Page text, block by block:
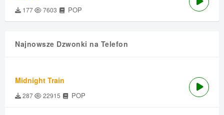
177 7603 POP
Najnowsze Dzwonki na Telefon
Midnight Train
287 22915 POP